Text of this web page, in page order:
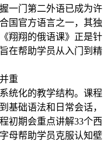
一门第二外语已成为许
国官方语言之一，其独
翔翔的俄语课》正是针
在帮助学员从入门到精
重
统化的教学结构​​。课程
基础语法和日常会话，
初期会重点讲解33个西
母帮助学员克服认知壁